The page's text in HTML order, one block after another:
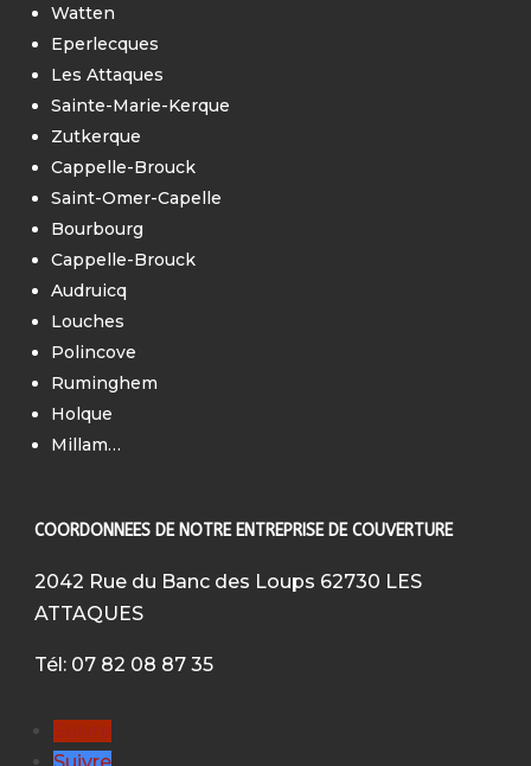
Watten
Eperlecques
Les Attaques
Sainte-Marie-Kerque
Zutkerque
Cappelle-Brouck
Saint-Omer-Capelle
Bourbourg
Cappelle-Brouck
Audruicq
Louches
Polincove
Ruminghem
Holque
Millam…
COORDONNEES DE NOTRE ENTREPRISE DE COUVERTURE
2042 Rue du Banc des Loups 62730 LES
ATTAQUES
Tél: 07 82 08 87 35
Suivre
Suivre